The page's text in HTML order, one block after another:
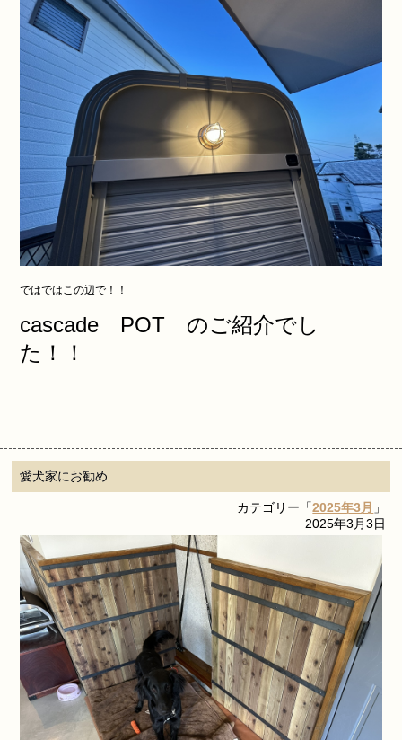
ではではこの辺で！！
cascade POT のご紹介でし
た！！
愛犬家にお勧め
カテゴリー「2025年3月 」
2025年3月3日